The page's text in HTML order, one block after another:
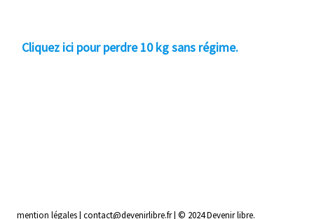
Cliquez ici pour perdre 10 kg sans régime.
mention légales| contact@devenirlibre.fr | © 2024 Devenir libre.